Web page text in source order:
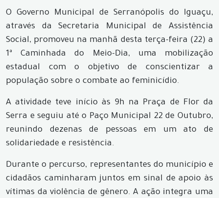
O Governo Municipal de Serranópolis do Iguaçu,
através da Secretaria Municipal de Assistência
Social, promoveu na manhã desta terça-feira (22) a
1ª Caminhada do Meio-Dia, uma mobilização
estadual com o objetivo de conscientizar a
população sobre o combate ao feminicídio.
A atividade teve início às 9h na Praça de Flor da
Serra e seguiu até o Paço Municipal 22 de Outubro,
reunindo dezenas de pessoas em um ato de
solidariedade e resistência.
Durante o percurso, representantes do município e
cidadãos caminharam juntos em sinal de apoio às
vítimas da violência de gênero. A ação integra uma